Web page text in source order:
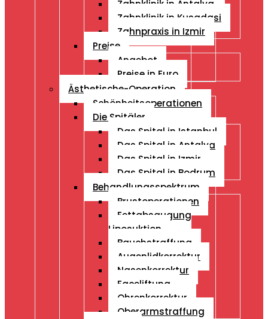
Zahnklinik in Antalya
Zahnklinik in Kusadasi
Zahnpraxis in Izmir
Preise
Angebot
Preise in Euro
Ästhetische-Operation
Schönheitsoperationen
Die Spitäler
Das Spital in Istanbul
Das Spital in Antalya
Das Spital in Izmir
Das Spital in Bodrum
Behandlungsspektrum
Brustoperationen
Fettabsaugung
Liposuktion
Bauchstraffung
Augenlidkorrektur
Nasenkorrektur
Faceliftung
Ohrenkorrektur
Oberarmstraffung